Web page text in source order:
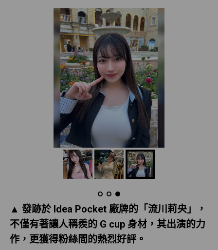
▲ 發跡於 Idea Pocket 廠牌的「流川莉央」，
不僅有著讓人稱羨的 G cup 身材，其出演的力
作，更獲得粉絲間的熱烈好評。